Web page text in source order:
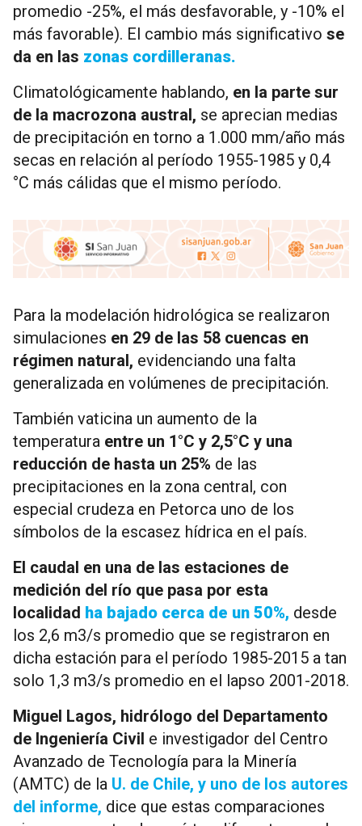
promedio -25%, el más desfavorable, y -10% el
más favorable). El cambio más significativo se
da en las zonas cordilleranas.
Climatológicamente hablando, en la parte sur
de la macrozona austral, se aprecian medias
de precipitación en torno a 1.000 mm/año más
secas en relación al período 1955-1985 y 0,4
°C más cálidas que el mismo período.
Para la modelación hidrológica se realizaron
simulaciones en 29 de las 58 cuencas en
régimen natural, evidenciando una falta
generalizada en volúmenes de precipitación.
También vaticina un aumento de la
temperatura entre un 1°C y 2,5°C y una
reducción de hasta un 25% de las
precipitaciones en la zona central, con
especial crudeza en Petorca uno de los
símbolos de la escasez hídrica en el país.
El caudal en una de las estaciones de
medición del río que pasa por esta
localidad ha bajado cerca de un 50%, desde
los 2,6 m3/s promedio que se registraron en
dicha estación para el período 1985-2015 a tan
solo 1,3 m3/s promedio en el lapso 2001-2018.
Miguel Lagos, hidrólogo del Departamento
de Ingeniería Civil e investigador del Centro
Avanzado de Tecnología para la Minería
(AMTC) de la U. de Chile, y uno de los autores
del informe, dice que estas comparaciones